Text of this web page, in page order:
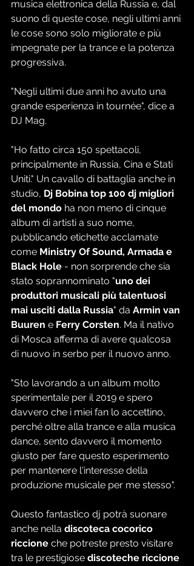
musica elettronica della Russia e, dal
suono di queste cose, negli ultimi anni
le cose sono solo migliorate e più
impegnate per la trance e la potenza
progressiva.
"Negli ultimi due anni ho avuto una
grande esperienza in tournée", dice a
DJ Mag.
"Ho fatto circa 150 spettacoli,
principalmente in Russia, Cina e Stati
Uniti." Un cavallo di battaglia anche in
studio, Dj Bobina top 100 dj migliori
del mondo ha non meno di cinque
album di artisti a suo nome,
pubblicando etichette acclamate
come Ministry Of Sound, Armada e
Black Hole - non sorprende che sia
stato soprannominato "uno dei
produttori musicali più talentuosi
mai usciti dalla Russia" da Armin van
Buuren e Ferry Corsten. Ma il nativo
di Mosca afferma di avere qualcosa
di nuovo in serbo per il nuovo anno.
"Sto lavorando a un album molto
sperimentale per il 2019 e spero
davvero che i miei fan lo accettino,
perché oltre alla trance e alla musica
dance, sento davvero il momento
giusto per fare questo esperimento
per mantenere l'interesse della
produzione musicale per me stesso".
Questo fantastico dj potrà suonare
anche nella discoteca cocorico
riccione che potreste presto visitare
tra le prestigiose discoteche riccione